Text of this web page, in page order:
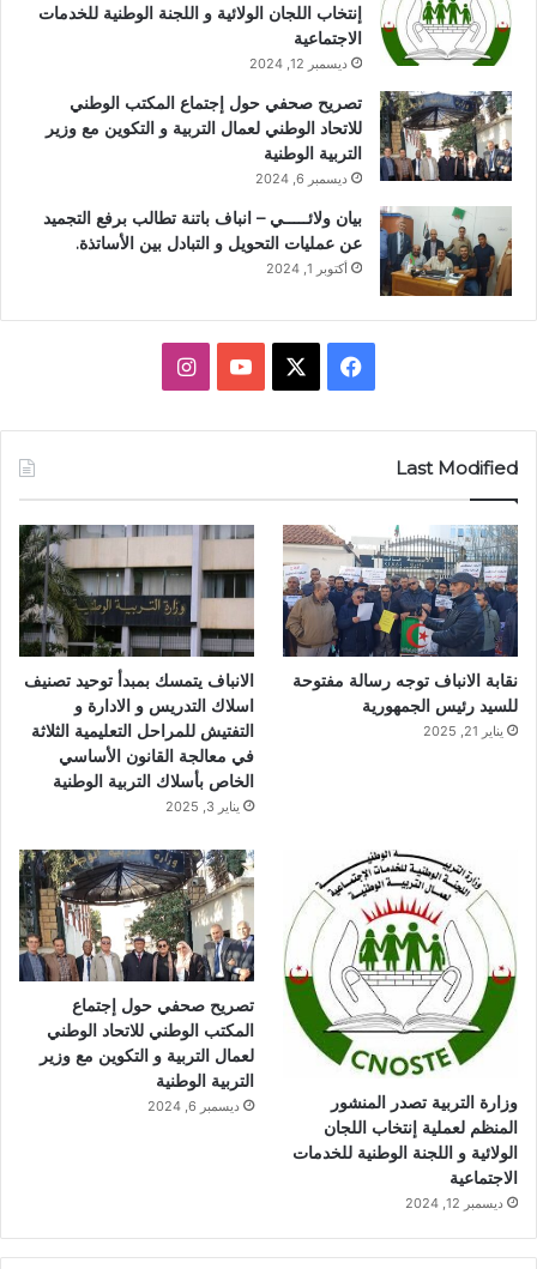
إنتخاب اللجان الولائية و اللجنة الوطنية للخدمات
الاجتماعية
ديسمبر 12, 2024
تصريح صحفي حول إجتماع المكتب الوطني
للاتحاد الوطني لعمال التربية و التكوين مع وزير
التربية الوطنية
ديسمبر 6, 2024
بيان ولائـــــي – انباف باتنة تطالب برفع التجميد
عن عمليات التحويل و التبادل بين الأساتذة.
أكتوبر 1, 2024
ب
و
ك
ي
ب
ت
ر
ا
م
Last Modified
نقابة الانباف توجه رسالة مفتوحة
للسيد رئيس الجمهورية
يناير 21, 2025
الانباف يتمسك بمبدأ توحيد تصنيف
اسلاك التدريس و الادارة و
التفتيش للمراحل التعليمية الثلاثة
في معالجة القانون الأساسي
الخاص بأسلاك التربية الوطنية
يناير 3, 2025
وزارة التربية تصدر المنشور
المنظم لعملية إنتخاب اللجان
الولائية و اللجنة الوطنية للخدمات
الاجتماعية
ديسمبر 12, 2024
تصريح صحفي حول إجتماع
المكتب الوطني للاتحاد الوطني
لعمال التربية و التكوين مع وزير
التربية الوطنية
ديسمبر 6, 2024